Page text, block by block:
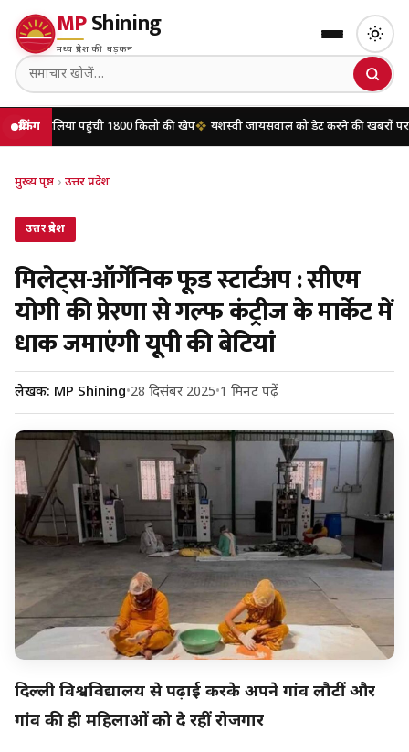
MPShining
मध्य प्रदेश की धड़कन
ब्रेकिंग
पहुंची 1800 किलो की खेप यशस्वी जायसवाल को डेट करने की खबरों पर मृणाल ठाकुर ने
मुख्य पृष्ठ › उत्तर प्रदेश
उत्तर प्रदेश
मिलेट्स-ऑर्गेनिक फूड स्टार्टअप : सीएम
योगी की प्रेरणा से गल्फ कंट्रीज के मार्केट में
धाक जमाएंगी यूपी की बेटियां
लेखक: MP Shining•28 दिसंबर 2025•1 मिनट पढ़ें
दिल्ली विश्वविद्यालय से पढ़ाई करके अपने गांव लौटीं और
गांव की ही महिलाओं को दे रहीं रोजगार